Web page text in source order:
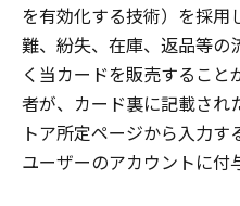
を有効化する技術）を採用
難、紛失、在庫、返品等の
く当カードを販売すること
者が、カード裏に記載され
トア所定ページから入力
ユーザーのアカウントに付